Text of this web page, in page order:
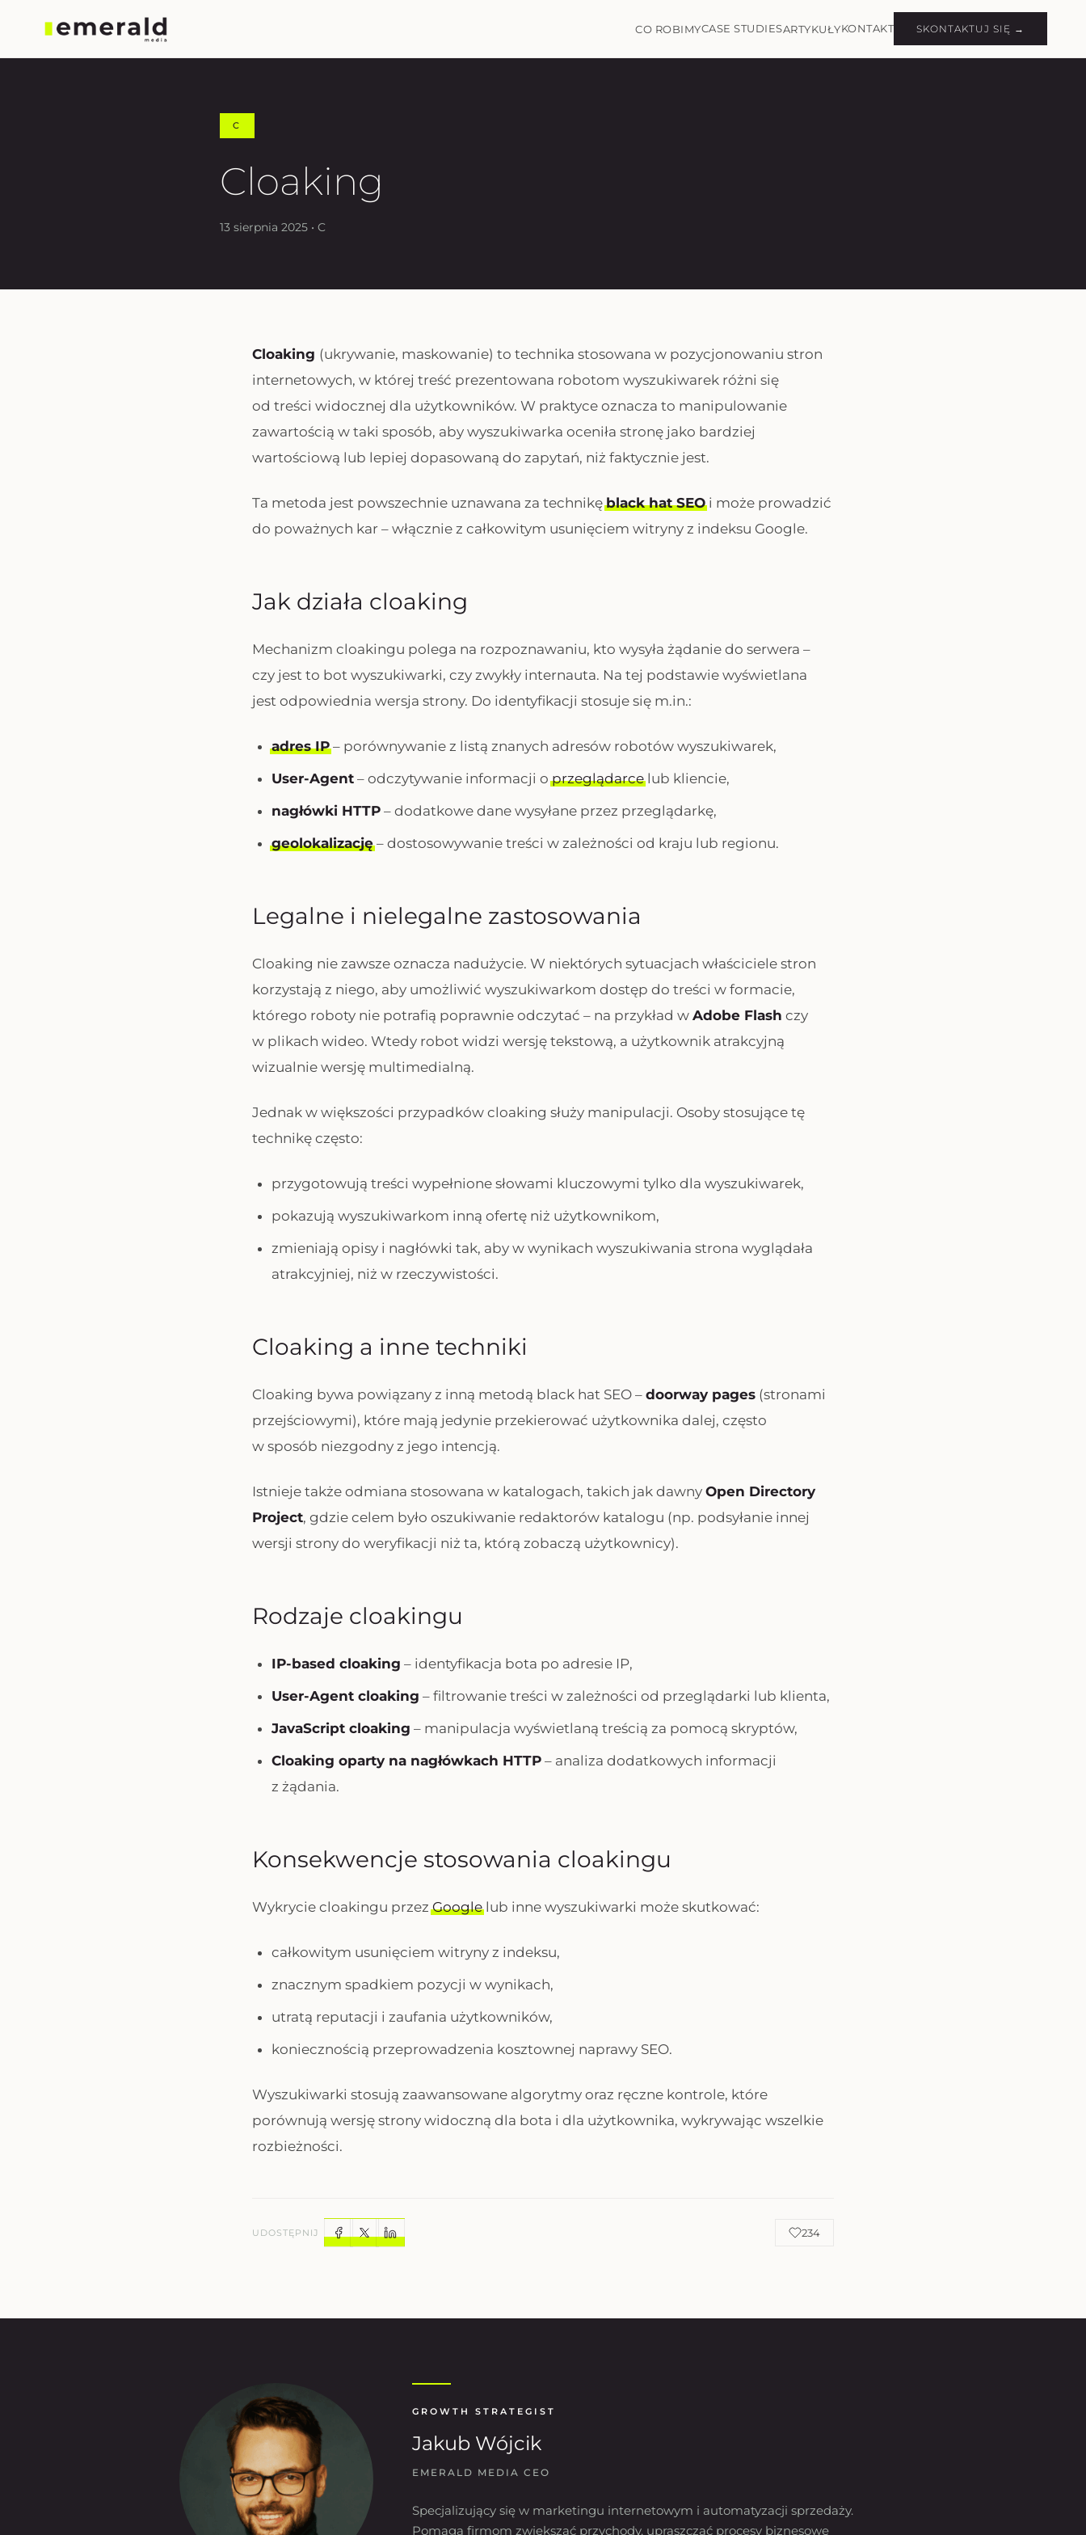
CO ROBIMYCASE STUDIESARTYKUŁYKONTAKT SKONTAKTUJ SIĘ →
C
Cloaking
13 sierpnia 2025 • C
Cloaking (ukrywanie, maskowanie) to technika stosowana w pozycjonowaniu stron
internetowych, w której treść prezentowana robotom wyszukiwarek różni się
od treści widocznej dla użytkowników. W praktyce oznacza to manipulowanie
zawartością w taki sposób, aby wyszukiwarka oceniła stronę jako bardziej
wartościową lub lepiej dopasowaną do zapytań, niż faktycznie jest.
Ta metoda jest powszechnie uznawana za technikęblack hat SEOi może prowadzić
do poważnych kar – włącznie z całkowitym usunięciem witryny z indeksu Google.
Jak działa cloaking
Mechanizm cloakingu polega na rozpoznawaniu, kto wysyła żądanie do serwera –
czy jest to bot wyszukiwarki, czy zwykły internauta. Na tej podstawie wyświetlana
jest odpowiednia wersja strony. Do identyfikacji stosuje się m.in.:
adres IP– porównywanie z listą znanych adresów robotów wyszukiwarek,
User-Agent – odczytywanie informacji oprzeglądarcelub kliencie,
nagłówki HTTP – dodatkowe dane wysyłane przez przeglądarkę,
geolokalizację– dostosowywanie treści w zależności od kraju lub regionu.
Legalne i nielegalne zastosowania
Cloaking nie zawsze oznacza nadużycie. W niektórych sytuacjach właściciele stron
korzystają z niego, aby umożliwić wyszukiwarkom dostęp do treści w formacie,
którego roboty nie potrafią poprawnie odczytać – na przykład w Adobe Flash czy
w plikach wideo. Wtedy robot widzi wersję tekstową, a użytkownik atrakcyjną
wizualnie wersję multimedialną.
Jednak w większości przypadków cloaking służy manipulacji. Osoby stosujące tę
technikę często:
przygotowują treści wypełnione słowami kluczowymi tylko dla wyszukiwarek,
pokazują wyszukiwarkom inną ofertę niż użytkownikom,
zmieniają opisy i nagłówki tak, aby w wynikach wyszukiwania strona wyglądała
atrakcyjniej, niż w rzeczywistości.
Cloaking a inne techniki
Cloaking bywa powiązany z inną metodą black hat SEO – doorway pages (stronami
przejściowymi), które mają jedynie przekierować użytkownika dalej, często
w sposób niezgodny z jego intencją.
Istnieje także odmiana stosowana w katalogach, takich jak dawny Open Directory
Project, gdzie celem było oszukiwanie redaktorów katalogu (np. podsyłanie innej
wersji strony do weryfikacji niż ta, którą zobaczą użytkownicy).
Rodzaje cloakingu
IP-based cloaking – identyfikacja bota po adresie IP,
User-Agent cloaking – filtrowanie treści w zależności od przeglądarki lub klienta,
JavaScript cloaking – manipulacja wyświetlaną treścią za pomocą skryptów,
Cloaking oparty na nagłówkach HTTP – analiza dodatkowych informacji
z żądania.
Konsekwencje stosowania cloakingu
Wykrycie cloakingu przezGooglelub inne wyszukiwarki może skutkować:
całkowitym usunięciem witryny z indeksu,
znacznym spadkiem pozycji w wynikach,
utratą reputacji i zaufania użytkowników,
koniecznością przeprowadzenia kosztownej naprawy SEO.
Wyszukiwarki stosują zaawansowane algorytmy oraz ręczne kontrole, które
porównują wersję strony widoczną dla bota i dla użytkownika, wykrywając wszelkie
rozbieżności.
UDOSTĘPNIJ 234
GROWTH STRATEGIST
Jakub Wójcik
EMERALD MEDIA CEO
Specjalizujący się w marketingu internetowym i automatyzacji sprzedaży.
Pomaga firmom zwiększać przychody, upraszczać procesy biznesowe